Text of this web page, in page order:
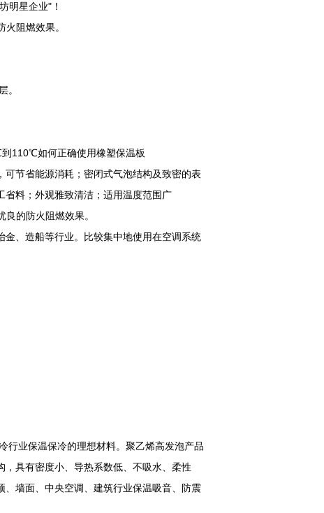
明星企业"！
阻燃效果。
。
110℃如何正确使用橡塑保温板
节省能源消耗；密闭式气泡结构及致密的表
省料；外观雅致清洁；适用温度范围广
的防火阻燃效果。
、造船等行业。比较集中地使用在空调系统
行业保温保冷的理想材料。聚乙烯高发泡产品
具有密度小、导热系数低、不吸水、柔性
墙面、中央空调、建筑行业保温吸音、防震